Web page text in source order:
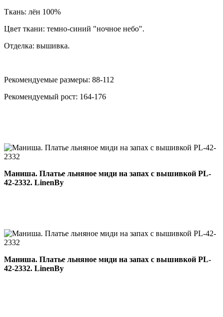
Ткань: лён 100%
Цвет ткани: темно-синий "ночное небо".
Отделка: вышивка.
Рекомендуемые размеры: 88-112
Рекомендуемый рост: 164-176
Маниша. Платье льняное миди на запах с вышивкой PL-
42-2332. LinenBy
Маниша. Платье льняное миди на запах с вышивкой PL-
42-2332. LinenBy